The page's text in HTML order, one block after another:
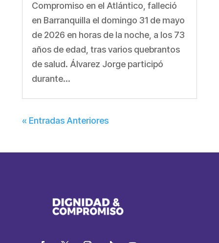
Compromiso en el Atlántico, falleció
en Barranquilla el domingo 31 de mayo
de 2026 en horas de la noche, a los 73
años de edad, tras varios quebrantos
de salud. Álvarez Jorge participó
durante...
« Entradas Anteriores